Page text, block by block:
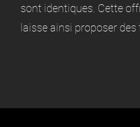
sont identiques. Cette
laisse ainsi proposer